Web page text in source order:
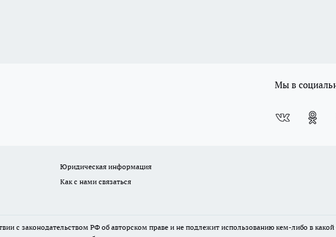
Мы в
Юридическая информация
Как с нами связаться
с законодательством РФ об авторском праве и не подлежит использованию кем-либо в